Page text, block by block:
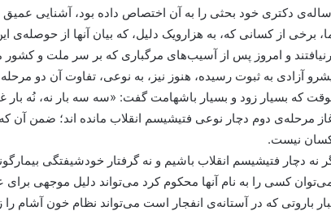
دکتری خود بحثی را به آن اختصاص داده بود، آشنایی
برخی از کسانی که، به هزارویک دلیل، که بیان آنها از
و امروز پس از آسیب‌های مرگباری که بر سر ملت و
آزادی به ثبوت رسیده، هنوز نیز، به نوعی، تفاوت آن دو
که بسیار زود و بسیار باشهامت گفت: «سه سه بار نه، نُه بار
مرحله‌ی دوم دچار نوعی فتیشیسم انقلاب مانده اند؛ ضمن آن که
نیست.
نه دچار فتیشیسم انقلاب باشیم و نه گرفتار خودشیفتگی
کسی را به نام آنها محکوم کرد می‌تواند دلیل موجهی
باروتی که در آستانه‌ی انفجار است می‌تواند نظام خون آشام